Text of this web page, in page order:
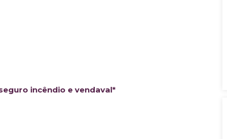
incêndio e vendaval*